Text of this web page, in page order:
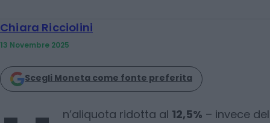
Chiara Ricciolini
13 Novembre 2025
Scegli Moneta come fonte preferita
n’aliquota ridotta al 12,5% – invece del